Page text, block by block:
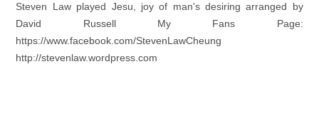
Área personal Reproductor
Steven Law played Jesu, joy of man's desiring arranged by
David Russell My Fans Page:
https://www.facebook.com/StevenLawCheung
http://stevenlaw.wordpress.com